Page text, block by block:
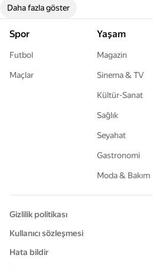
Daha fazla göster
Spor
Futbol
Maçlar
Yaşam
Magazin
Sinema & TV
Kültür-Sanat
Sağlık
Seyahat
Gastronomi
Moda & Bakım
Gizlilik politikası
Kullanıcı sözleşmesi
Hata bildir